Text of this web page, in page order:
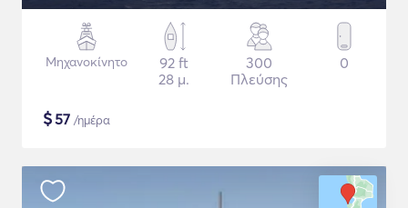
Μηχανοκίνητο
92 ft
28 μ.
300
Πλεύσης
0
$57 /ημέρα